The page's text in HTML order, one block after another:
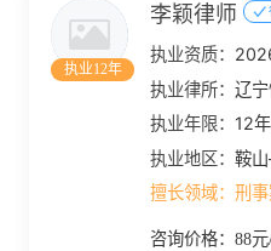
执业12年
李颖律师
执业资质：
执业律所：辽
执业年限： 12年
执业地区：鞍
擅长领域：刑
咨询价格：88